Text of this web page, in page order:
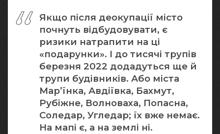
Якщо після деокупації місто
почнуть відбудовувати, є
ризики натрапити на ці
«подарунки». І до тисячі трупів
березня 2022 додадуться ще й
трупи будівників. Або міста
Мар’їнка, Авдіївка, Бахмут,
Рубіжне, Волноваха, Попасна,
Соледар, Угледар; їх вже немає.
На мапі є, а на землі ні.